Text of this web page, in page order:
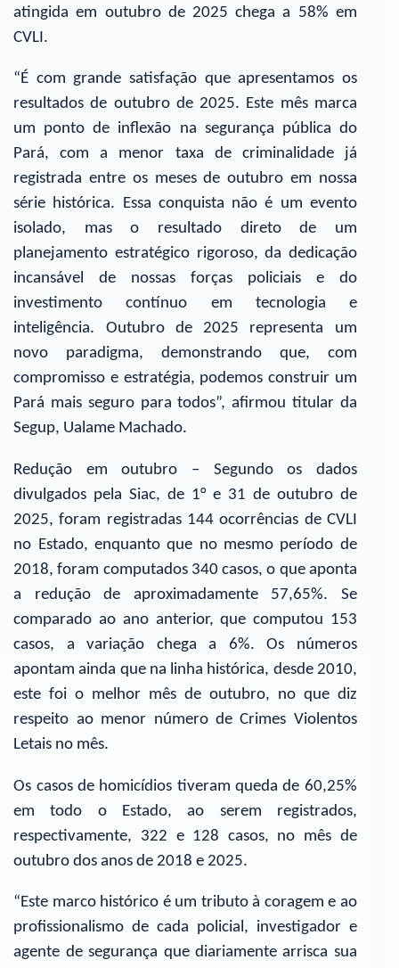
atingida em outubro de 2025 chega a 58% em
CVLI.
“É com grande satisfação que apresentamos os
resultados de outubro de 2025. Este mês marca
um ponto de inflexão na segurança pública do
Pará, com a menor taxa de criminalidade já
registrada entre os meses de outubro em nossa
série histórica. Essa conquista não é um evento
isolado, mas o resultado direto de um
planejamento estratégico rigoroso, da dedicação
incansável de nossas forças policiais e do
investimento contínuo em tecnologia e
inteligência. Outubro de 2025 representa um
novo paradigma, demonstrando que, com
compromisso e estratégia, podemos construir um
Pará mais seguro para todos”, afirmou titular da
Segup, Ualame Machado.
Redução em outubro – Segundo os dados
divulgados pela Siac, de 1° e 31 de outubro de
2025, foram registradas 144 ocorrências de CVLI
no Estado, enquanto que no mesmo período de
2018, foram computados 340 casos, o que aponta
a redução de aproximadamente 57,65%. Se
comparado ao ano anterior, que computou 153
casos, a variação chega a 6%. Os números
apontam ainda que na linha histórica, desde 2010,
este foi o melhor mês de outubro, no que diz
respeito ao menor número de Crimes Violentos
Letais no mês.
Os casos de homicídios tiveram queda de 60,25%
em todo o Estado, ao serem registrados,
respectivamente, 322 e 128 casos, no mês de
outubro dos anos de 2018 e 2025.
“Este marco histórico é um tributo à coragem e ao
profissionalismo de cada policial, investigador e
agente de segurança que diariamente arrisca sua